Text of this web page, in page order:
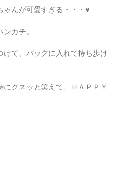
ゃんが可愛すぎる・・・♥
カチ。
けて、バッグに入れて持ち歩け
クスッと笑えて、ＨＡＰＰＹ